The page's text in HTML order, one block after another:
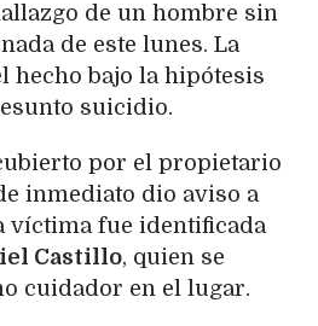
de un hombre sin
de este lunes. La
hecho bajo la hipótesis
suicidio.
por el propietario
inmediato dio aviso a
víctima fue identificada
Castillo, quien se
cuidador en el lugar.